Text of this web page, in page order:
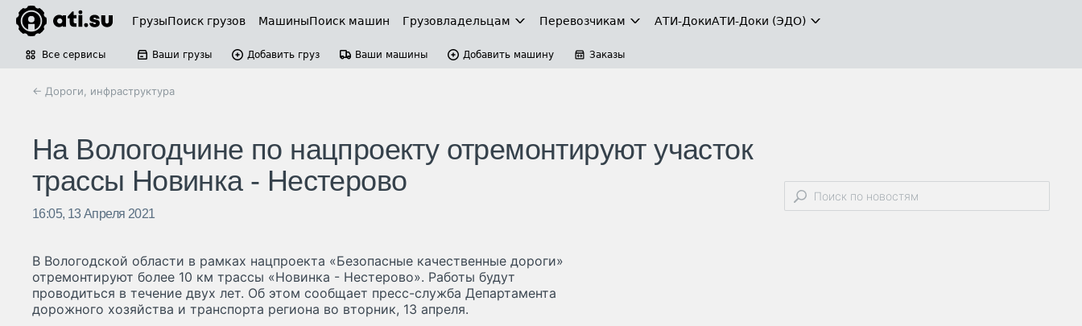
ГрузыПоиск грузов МашиныПоиск машин Грузовладельцам Перевозчикам АТИ-ДокиАТИ-Доки (ЭДО)
Все сервисы Ваши грузы Добавить груз Ваши машины Добавить машину Заказы
← Дороги, инфраструктура
На Вологодчине по нацпроекту отремонтируют участок
трассы Новинка - Нестерово
16:05, 13 Апреля 2021
В Вологодской области в рамках нацпроекта «Безопасные качественные дороги»
отремонтируют более 10 км трассы «Новинка - Нестерово». Работы будут
проводиться в течение двух лет. Об этом сообщает пресс-служба Департамента
дорожного хозяйства и транспорта региона во вторник, 13 апреля.